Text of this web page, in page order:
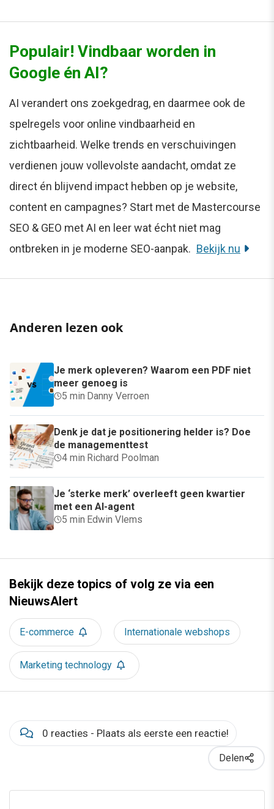
Populair! Vindbaar worden in
Google én AI?
AI verandert ons zoekgedrag, en daarmee ook de
spelregels voor online vindbaarheid en
zichtbaarheid. Welke trends en verschuivingen
verdienen jouw vollevolste aandacht, omdat ze
direct én blijvend impact hebben op je website,
content en campagnes? Start met de Mastercourse
SEO & GEO met AI en leer wat écht niet mag
ontbreken in je moderne SEO-aanpak. Bekijk nu
Anderen lezen ook
Je merk opleveren? Waarom een PDF niet
meer genoeg is
5 min·Danny Verroen
Denk je dat je positionering helder is? Doe
de managementtest
4 min·Richard Poolman
Je ‘sterke merk’ overleeft geen kwartier
met een AI-agent
5 min·Edwin Vlems
Bekijk deze topics of volg ze via een
NieuwsAlert
E-commerce Internationale webshops
Marketing technology
0 reacties - Plaats als eerste een reactie!
Delen